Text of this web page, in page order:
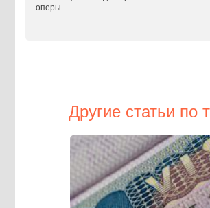
оперы.
Другие статьи по